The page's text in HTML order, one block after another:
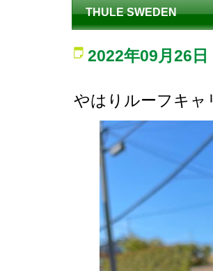
THULE SWEDEN
2022年09月26日
やはりルーフキャ